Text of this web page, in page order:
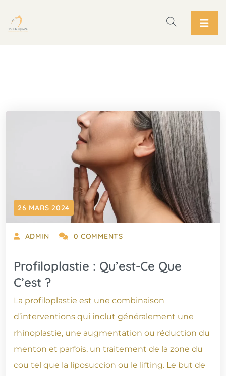
26 MARS 2024
ADMIN 0 COMMENTS
Profiloplastie : Qu’est-Ce Que
C’est ?
La profiloplastie est une combinaison
d’interventions qui inclut généralement une
rhinoplastie, une augmentation ou réduction du
menton et parfois, un traitement de la zone du
cou tel que la liposuccion ou le lifting. Le but de